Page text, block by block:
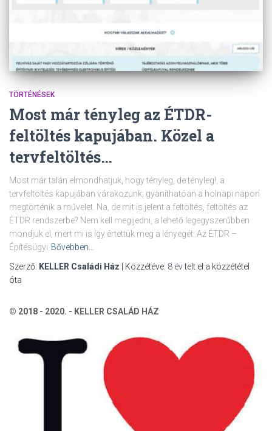
TÖRTÉNÉSEK
Most már tényleg az ÉTDR-
feltöltés kapujában. Közel a
tervfeltöltés…
Most már talán elmondhatjuk, hogy tényleg, de tényleg!, a
tervfeltöltés kapujában várakozunk; gyaníthatóan a holnapi napon
megtörténik a művelet. Na, de mit is jelent a feltöltés, feltöltés az
ÉTDR rendszerbe? Nem kell megijedni, a lehető legegyszerűbben
mondjuk el, mert mi is így értettük meg a lényegét: Az ÉTDR –
Építésügyi Bővebben…
Szerző: KELLER Családi Ház | Közzétéve: 8 évtelt el a közzététel
óta
© 2018 - 2020. - KELLER CSALÁD HÁZ